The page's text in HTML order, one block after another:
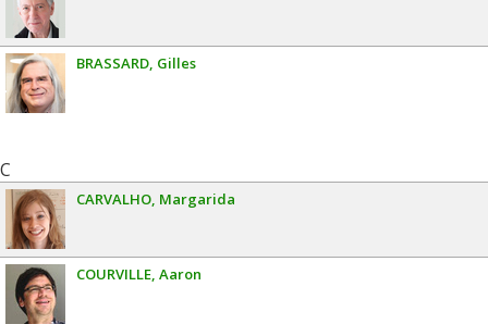
BRASSARD Gilles
C
CARVALHO Margarida
COURVILLE Aaron